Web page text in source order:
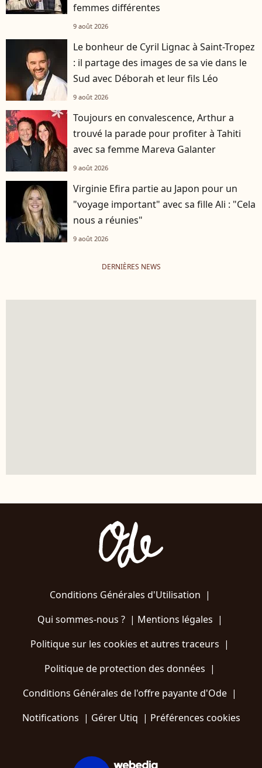
femmes différentes
9 août 2026
Le bonheur de Cyril Lignac à Saint-Tropez
: il partage des images de sa vie dans le
Sud avec Déborah et leur fils Léo
9 août 2026
Toujours en convalescence, Arthur a
trouvé la parade pour profiter à Tahiti
avec sa femme Mareva Galanter
9 août 2026
Virginie Efira partie au Japon pour un
"voyage important" avec sa fille Ali : "Cela
nous a réunies"
9 août 2026
DERNIÈRES NEWS
Conditions Générales d'Utilisation |
Qui sommes-nous ?| Mentions légales |
Politique sur les cookies et autres traceurs |
Politique de protection des données |
Conditions Générales de l'offre payante d'Ode |
Notifications | Gérer Utiq | Préférences cookies